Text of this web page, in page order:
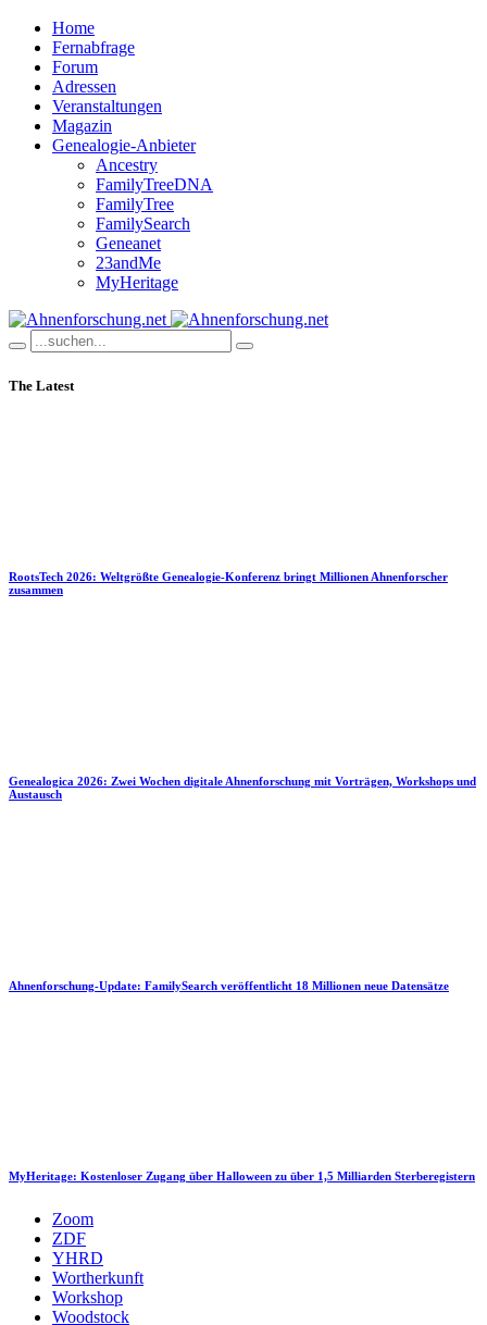
Home
Fernabfrage
Forum
Adressen
Veranstaltungen
Magazin
Genealogie-Anbieter
Ancestry
FamilyTreeDNA
FamilyTree
FamilySearch
Geneanet
23andMe
MyHeritage
The Latest
RootsTech 2026: Weltgrößte Genealogie-Konferenz bringt Millionen Ahnenforscher
zusammen
Genealogica 2026: Zwei Wochen digitale Ahnenforschung mit Vorträgen, Workshops und
Austausch
Ahnenforschung-Update: FamilySearch veröffentlicht 18 Millionen neue Datensätze
MyHeritage: Kostenloser Zugang über Halloween zu über 1,5 Milliarden Sterberegistern
Zoom
ZDF
YHRD
Wortherkunft
Workshop
Woodstock